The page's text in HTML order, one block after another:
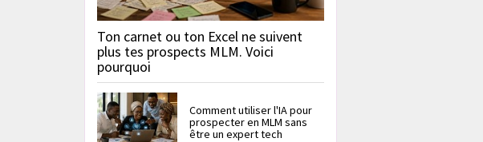
Ton carnet ou ton Excel ne suivent
plus tes prospects MLM. Voici
pourquoi
Comment utiliser l'IA pour
prospecter en MLM sans
être un expert tech